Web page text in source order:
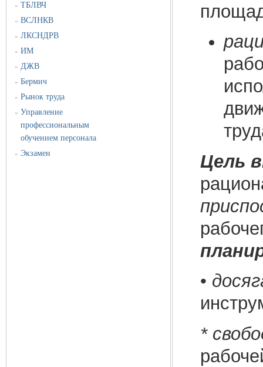
» ТБЛВЧ
» ВСЛНКВ
» ЛКСНДРВ
» ИМ
» ДЖВ
» Бермич
» Рынок труда
» Управление
профессиональным
обучением персонала
» Экзамен
Цель
•
*